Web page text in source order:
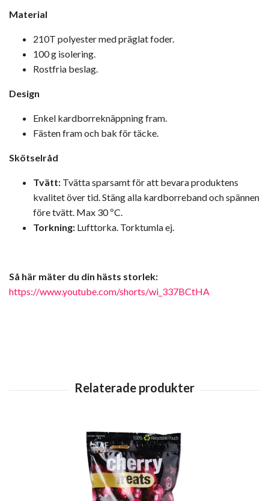
Material
210T polyester med präglat foder.
100 g isolering.
Rostfria beslag.
Design
Enkel kardborreknäppning fram.
Fästen fram och bak för täcke.
Skötselråd
Tvätt: Tvätta sparsamt för att bevara produktens
kvalitet över tid. Stäng alla kardborreband och spännen
före tvätt. Max 30 ºC.
Torkning: Lufttorka. Torktumla ej.
Så här mäter du din hästs storlek:
https://www.youtube.com/shorts/wi_337BCtHA